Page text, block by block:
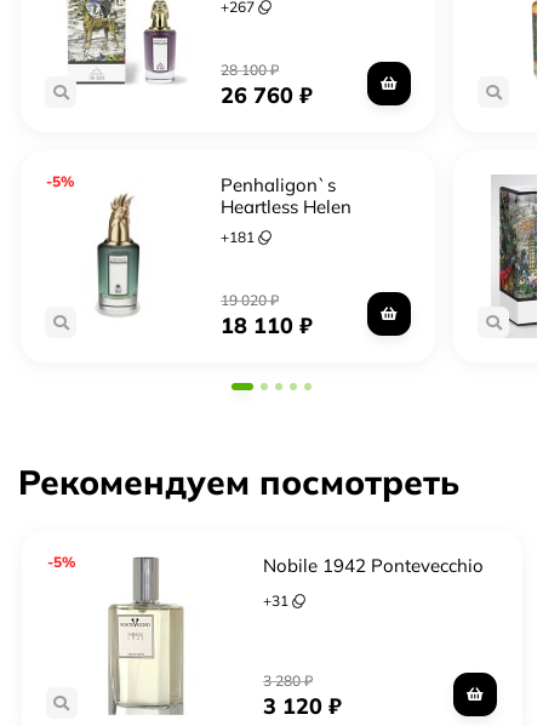
Тем, кто ищет аромат на весну, лето или осень
Для дневного и вечернего использования
Любителям ароматов с контрастом свежести и
тепла
Отливант — небольшой объём из оригинального
флакона, чтобы попробовать до полного флакона
Тестер — полноценный флакон, часто без
подарочной упаковки, обычно выгоднее
Полный флакон — запечатанный оригинал в
+267
28 100₽
26 760₽
-5%
Penhaligon`s
Heartless Helen
+181
19 020₽
18 110₽
Рекомендуем посмотреть
-5% Nobile 1942 Pontevecchio
+31
3 280₽
3 120 ₽